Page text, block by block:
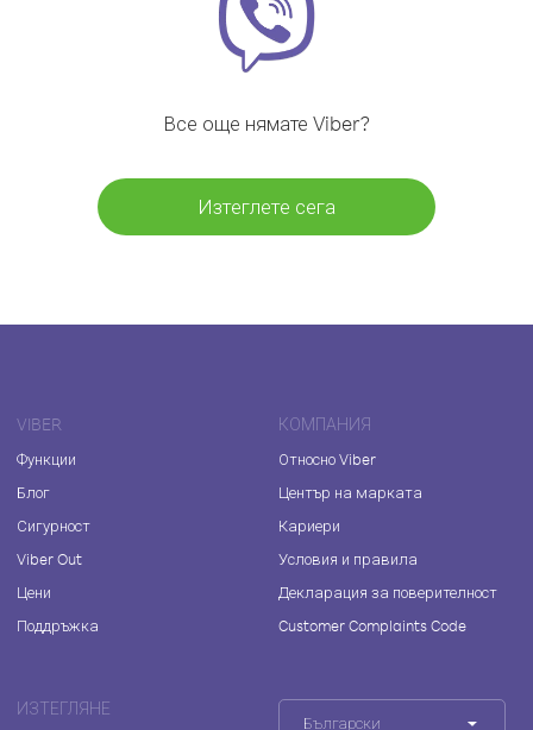
Все още нямате Viber?
Изтеглете сега
VIBER
Функции
Блог
Сигурност
Viber Out
Цени
Поддръжка
КОМПАНИЯ
Относно Viber
Център на марката
Кариери
Условия и правила
Декларация за поверителност
Customer Complaints Code
ИЗТЕГЛЯНЕ
Български